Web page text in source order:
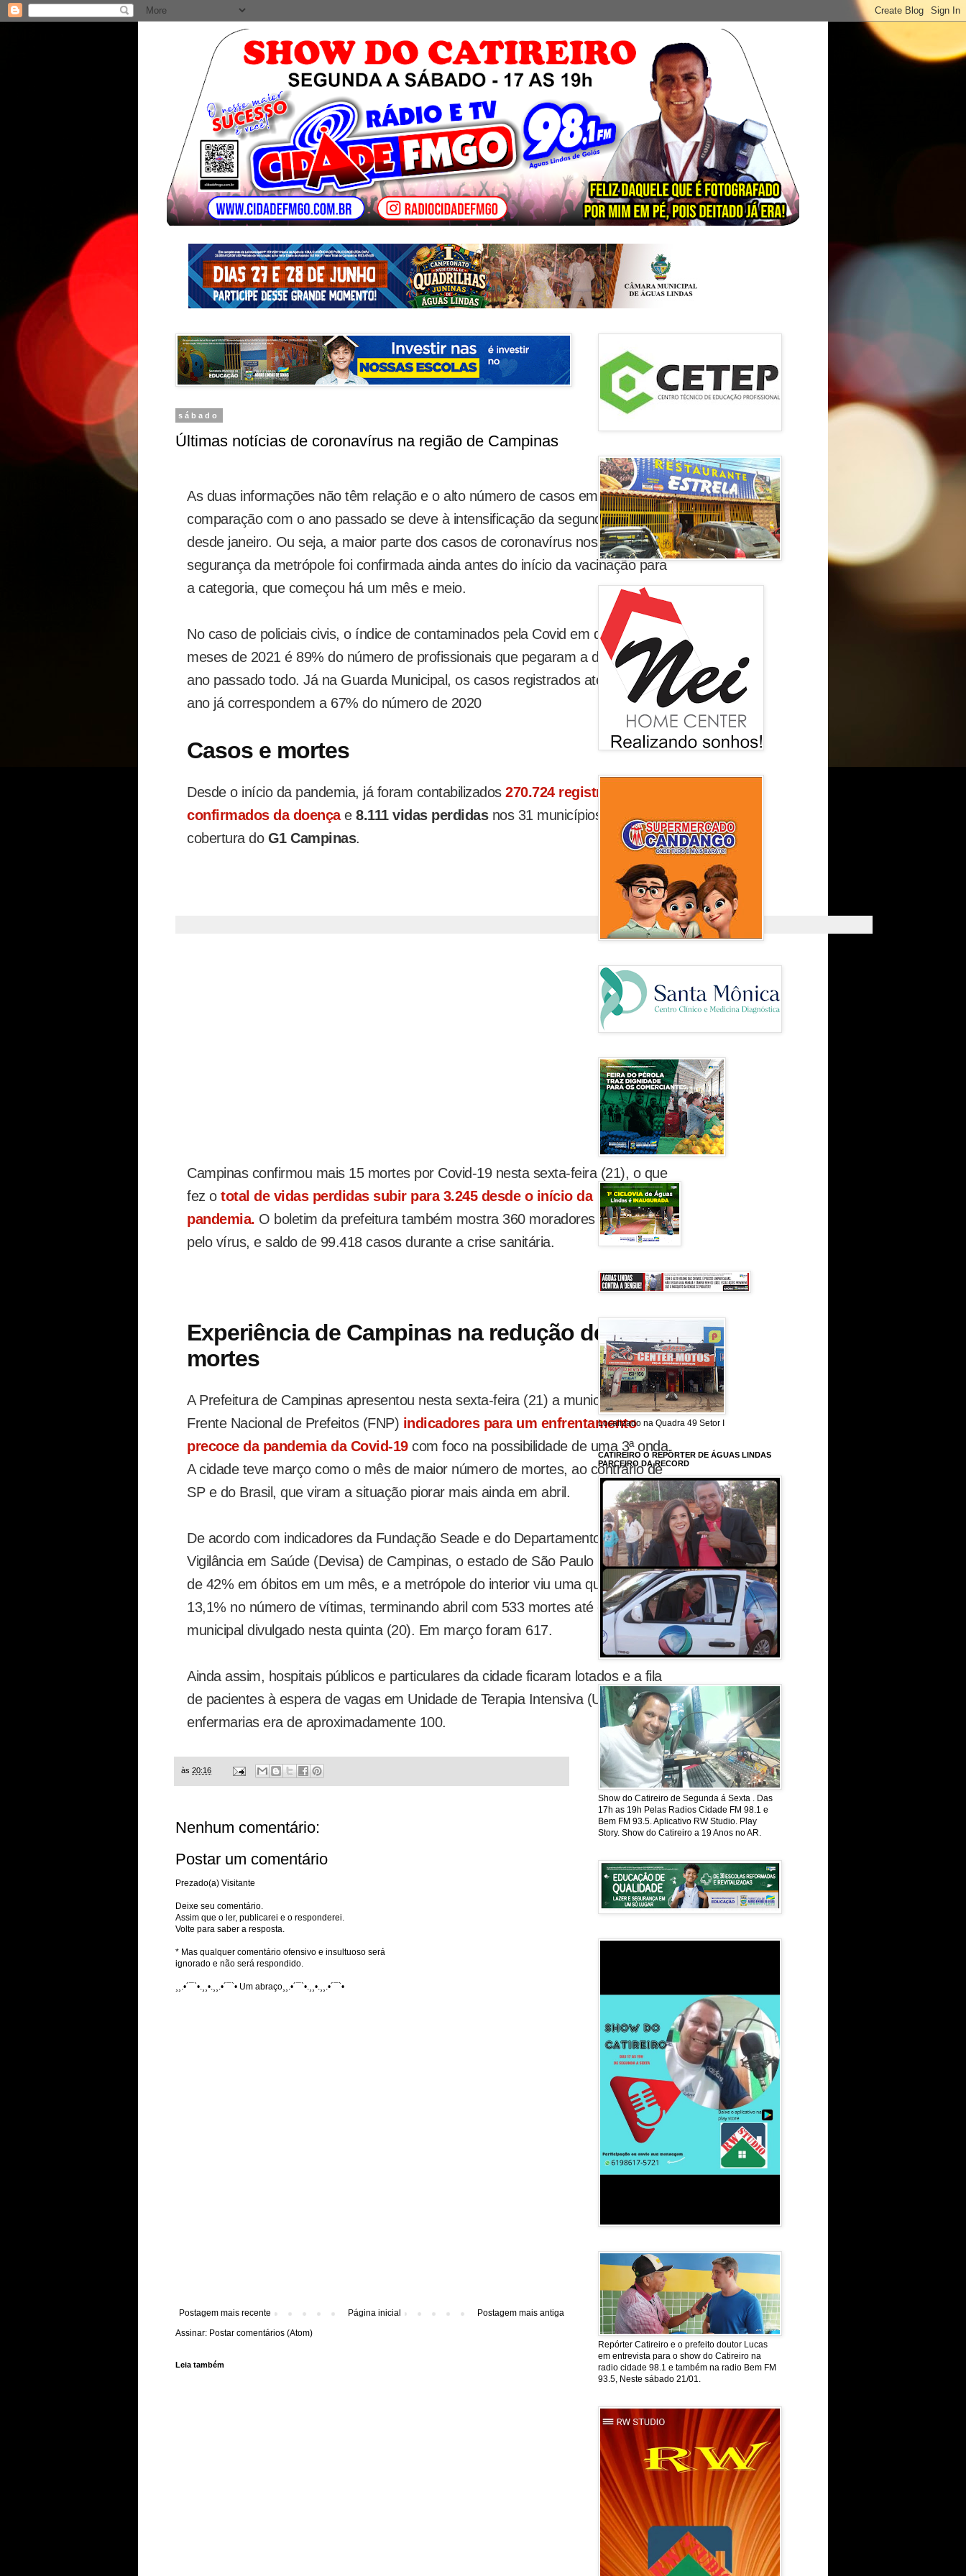
sábado
Últimas notícias de coronavírus na região de Campinas
As duas informações não têm relação e o alto número de casos em
comparação com o ano passado se deve à intensificação da segunda onda
desde janeiro. Ou seja, a maior parte dos casos de coronavírus nos agentes de
segurança da metrópole foi confirmada ainda antes do início da vacinação para
a categoria, que começou há um mês e meio.
No caso de policiais civis, o índice de contaminados pela Covid em quatro
meses de 2021 é 89% do número de profissionais que pegaram a doença no
ano passado todo. Já na Guarda Municipal, os casos registrados até abril deste
ano já correspondem a 67% do número de 2020
Casos e mortes
Desde o início da pandemia, já foram contabilizados 270.724 registros
confirmados da doençae 8.111 vidas perdidasnos 31 municípios da área de
cobertura do G1 Campinas.
Campinas confirmou mais 15 mortes por Covid-19 nesta sexta-feira (21), o que
fez ototal de vidas perdidas subir para 3.245 desde o início da
pandemia. O boletim da prefeitura também mostra 360 moradores infectados
pelo vírus, e saldo de 99.418 casos durante a crise sanitária.
Experiência de Campinas na redução de
mortes
A Prefeitura de Campinas apresentou nesta sexta-feira (21) a municípios da
Frente Nacional de Prefeitos (FNP) indicadores para um enfrentamento
precoce da pandemia da Covid-19com foco na possibilidade de uma 3ª onda.
A cidade teve março como o mês de maior número de mortes, ao contrário de
SP e do Brasil, que viram a situação piorar mais ainda em abril.
De acordo com indicadores da Fundação Seade e do Departamento de
Vigilância em Saúde (Devisa) de Campinas, o estado de São Paulo registrou alta
de 42% em óbitos em um mês, e a metrópole do interior viu uma queda de
13,1% no número de vítimas, terminando abril com 533 mortes até o boletim
municipal divulgado nesta quinta (20). Em março foram 617.
Ainda assim, hospitais públicos e particulares da cidade ficaram lotados e a fila
de pacientes à espera de vagas em Unidade de Terapia Intensiva (UTI) e até
enfermarias era de aproximadamente 100.
às 20:16
Nenhum comentário:
Postar um comentário
Prezado(a) Visitante
Deixe seu comentário.
Assim que o ler, publicarei e o responderei.
Volte para saber a resposta.
* Mas qualquer comentário ofensivo e insultuoso será
ignorado e não será respondido.
¸¸.•´¯`•.¸¸•.¸¸.•´¯`• Um abraço¸¸.•´¯`•.¸¸•.¸¸.•´¯`•
Postagem mais recente Postagem mais antiga
Página inicial
Assinar: Postar comentários (Atom)
Leia também
Localizado na Quadra 49 Setor I
CATIREIRO O REPÓRTER DE ÁGUAS LINDAS
PARCEIRO DA RECORD
Show do Catireiro de Segunda á Sexta . Das
17h as 19h Pelas Radios Cidade FM 98.1 e
Bem FM 93.5. Aplicativo RW Studio. Play
Story. Show do Catireiro a 19 Anos no AR.
Repórter Catireiro e o prefeito doutor Lucas
em entrevista para o show do Catireiro na
radio cidade 98.1 e também na radio Bem FM
93.5, Neste sábado 21/01.